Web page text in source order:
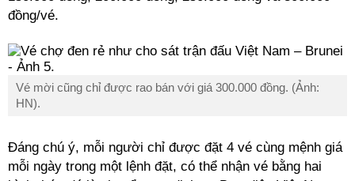
đồng/vé.
Vé mời cũng chỉ được rao bán với giá 300.000 đồng. (Ảnh:
HN).
Đáng chú ý, mỗi người chỉ được đặt 4 vé cùng mệnh giá
mỗi ngày trong một lệnh đặt, có thể nhận vé bằng hai